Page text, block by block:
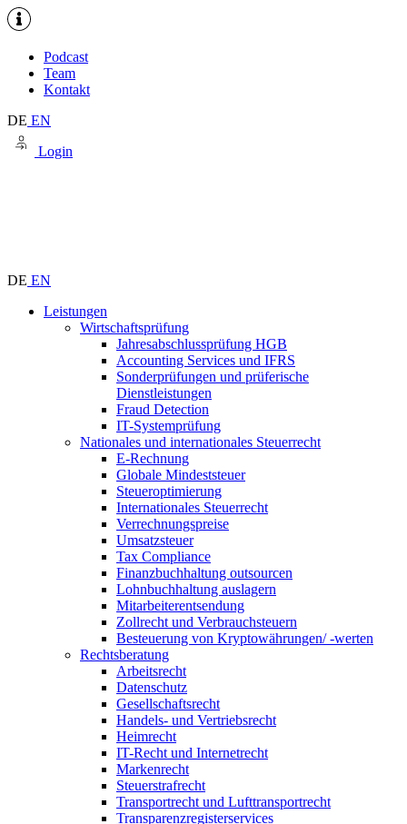
Podcast
Team
Kontakt
DE EN
Login
DE EN
Leistungen
Wirtschaftsprüfung
Jahresabschlussprüfung HGB
Accounting Services und IFRS
Sonderprüfungen und prüferische
Dienstleistungen
Fraud Detection
IT-Systemprüfung
Nationales und internationales Steuerrecht
E-Rechnung
Globale Mindeststeuer
Steueroptimierung
Internationales Steuerrecht
Verrechnungspreise
Umsatzsteuer
Tax Compliance
Finanzbuchhaltung outsourcen
Lohnbuchhaltung auslagern
Mitarbeiterentsendung
Zollrecht und Verbrauchsteuern
Besteuerung von Kryptowährungen/ -werten
Rechtsberatung
Arbeitsrecht
Datenschutz
Gesellschaftsrecht
Handels- und Vertriebsrecht
Heimrecht
IT-Recht und Internetrecht
Markenrecht
Steuerstrafrecht
Transportrecht und Lufttransportrecht
Transparenzregisterservices